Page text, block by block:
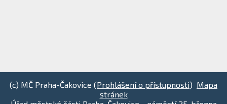
(c) MČ Praha-Čakovice (Prohlášení o přístupnosti) Mapa
stránek